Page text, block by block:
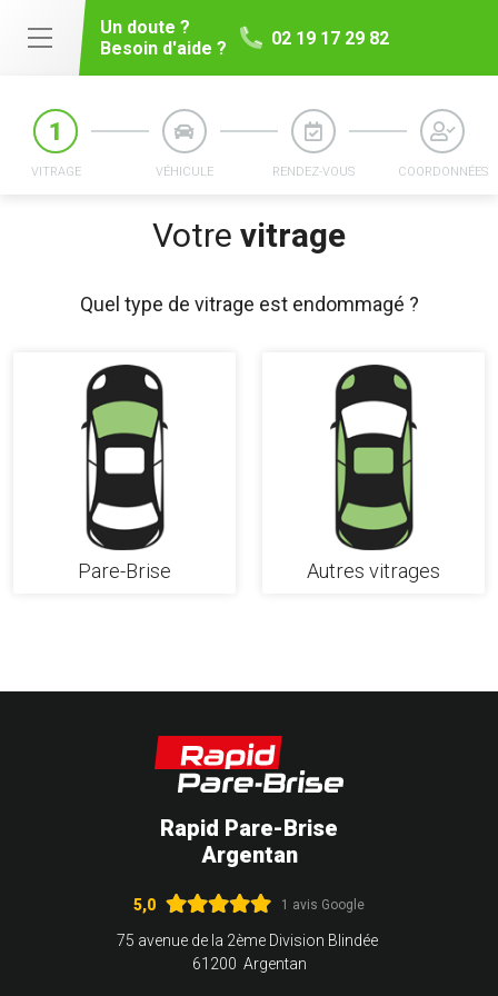
Un doute ?
Besoin d'aide ?
02 19 17 29 82
Votre vitrage
VITRAGE VÉHICULE RENDEZ-VOUS COORDONNÉES
Quel type de vitrage est endommagé ?
Pare-Brise Autres vitrages
Rapid Pare-Brise
Argentan
5,0 1 avis Google
75 avenue de la 2ème Division Blindée
61200 Argentan